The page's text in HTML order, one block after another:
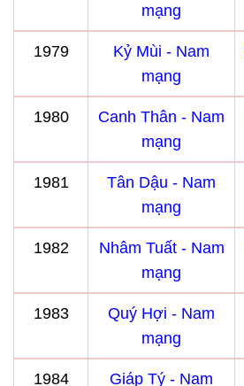
mạng
1979
Kỷ Mùi - Nam
mạng
1980
Canh Thân - Nam
mạng
1981
Tân Dậu - Nam
mạng
1982
Nhâm Tuất - Nam
mạng
1983
Quý Hợi - Nam
mạng
1984
Giáp Tý - Nam